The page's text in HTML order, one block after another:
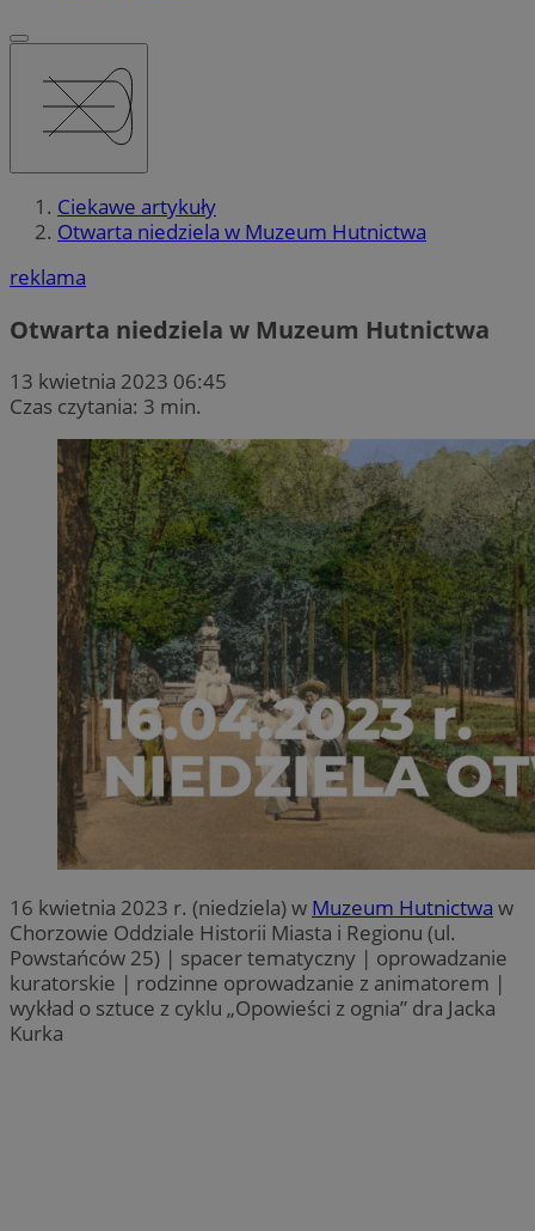
Ciekawe artykuły
Otwarta niedziela w Muzeum Hutnictwa
reklama
Otwarta niedziela w Muzeum Hutnictwa
13 kwietnia 2023 06:45
Czas czytania: 3 min.
16 kwietnia 2023 r. (niedziela) w Muzeum Hutnictwa w
Chorzowie Oddziale Historii Miasta i Regionu (ul.
Powstańców 25) | spacer tematyczny | oprowadzanie
kuratorskie | rodzinne oprowadzanie z animatorem |
wykład o sztuce z cyklu „Opowieści z ognia” dra Jacka
Kurka